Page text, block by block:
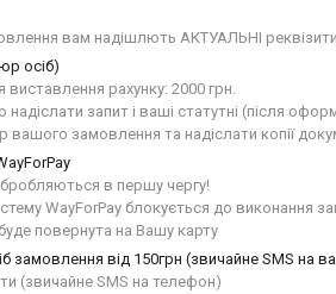
вам надішлють АКТУАЛЬНІ
осіб)
рахунку: 2000 грн.
надіслати запит і ваші статутні (після
вашого замовлення та надіслати копії
в першу чергу!
WayForPay блокується до виконання
повернута на Вашу карту
замовлення від 150грн (звичайне SMS на
(звичайне SMS на телефон)